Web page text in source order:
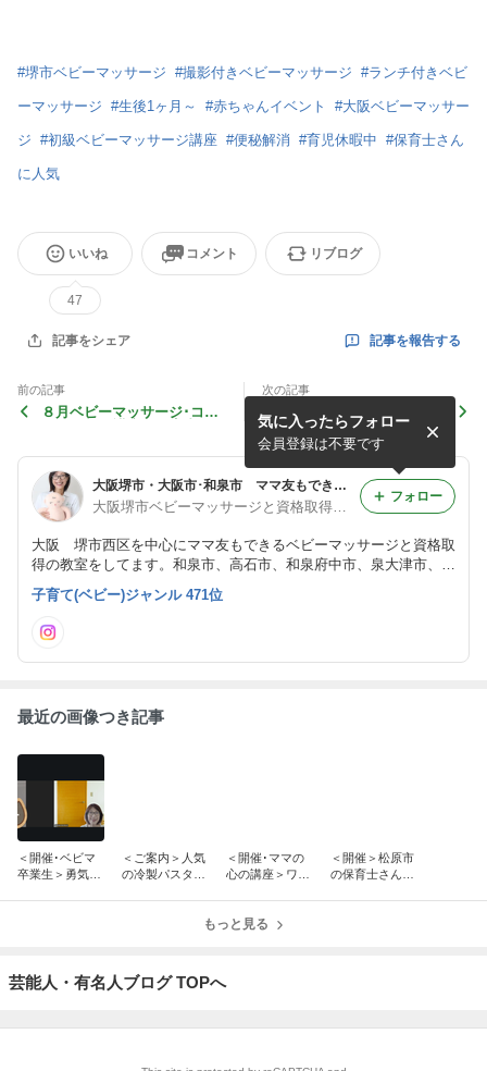
#堺市ベビーマッサージ #撮影付きベビーマッサージ #ランチ付きベビ
ーマッサージ #生後1ヶ月～ #赤ちゃんイベント #大阪ベビーマッサー
ジ #初級ベビーマッサージ講座 #便秘解消 #育児休暇中 #保育士さん
に人気
いいね
47
コメント リブログ
記事をシェア 記事を報告する
前の記事
８月ベビーマッサージ･コラ
次の記事
＜キャンセルでました＞撮影
付ベビーマッサージ＠大阪市
北区扇町ｽﾀｼﾞｵ
大阪堺市・大阪市･和泉市 ママ友もできるベビーマッサージと資格取得 RTA指定ｽｸｰﾙ Angel Touch
大阪 堺市西区を中心にママ友もできるベビーマッサージと資格取
得の教室をしてます。和泉市、高石市、和泉府中市、泉大津市、河
内長野市なども対応してます。 今人気のベビーマッサージ資格取
得も随時受け付けてます。 赤ちゃんと一緒に資格取得もできま
す。
気に入ったらフォロー
会員登録は不要です
フォロー
子育て(ベビー)ジャンル 471位
最近の画像つき記事
＜開催･ベビマ
卒業生＞勇気を
＜ご案内＞人気
の冷製パスタ！
＜開催･ママの
心の講座＞ワー
が可愛いと思え
＜開催＞松原市
の保育士さん･1
もっと見る
芸能人・有名人ブログ TOPへ